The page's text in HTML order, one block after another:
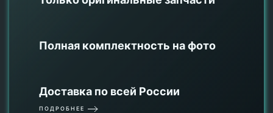
Полная комплектность на фото
Доставка по всей России
ПОДРОБНЕЕ